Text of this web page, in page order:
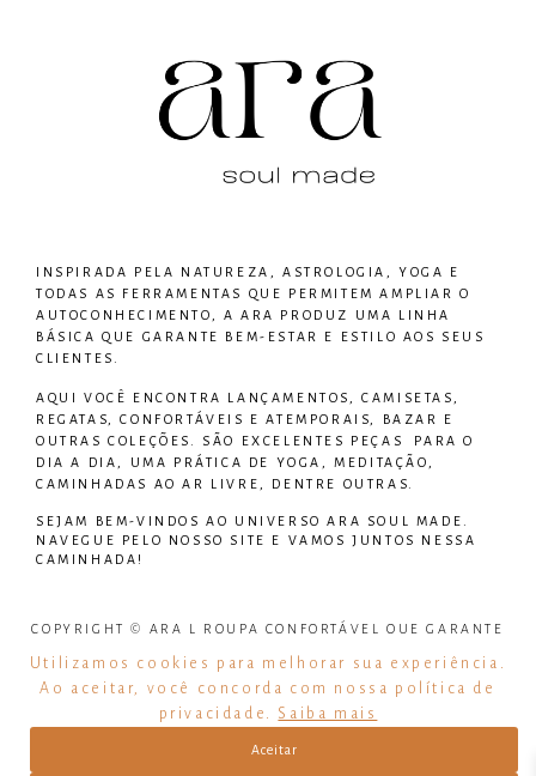
INSPIRADA PELA NATUREZA, ASTROLOGIA, YOGA E
TODAS AS FERRAMENTAS QUE PERMITEM AMPLIAR O
AUTOCONHECIMENTO, A ARA PRODUZ UMA LINHA
BÁSICA QUE GARANTE BEM-ESTAR E ESTILO AOS SEUS
CLIENTES.
AQUI VOCÊ ENCONTRA LANÇAMENTOS, CAMISETAS,
REGATAS, CONFORTÁVEIS E ATEMPORAIS, BAZAR E
OUTRAS COLEÇÕES. SÃO EXCELENTES PEÇAS PARA O
DIA A DIA, UMA PRÁTICA DE YOGA, MEDITAÇÃO,
CAMINHADAS AO AR LIVRE, DENTRE OUTRAS.
SEJAM BEM-VINDOS AO UNIVERSO ARA SOUL MADE
NAVEGUE PELO NOSSO SITE E VAMOS JUNTOS NESSA
CAMINHADA!
COPYRIGHT © ARA L ROUPA CONFORTÁVEL QUE GARANTE
BEM ESTAR – TODOS OS DIREITOS RESERVADOS
CNPJ: 31.919.549/0001-08
Utilizamos cookies para melhorar sua experiência.
Ao aceitar, você concorda com nossa política de
privacidade. Saiba mais
Aceitar